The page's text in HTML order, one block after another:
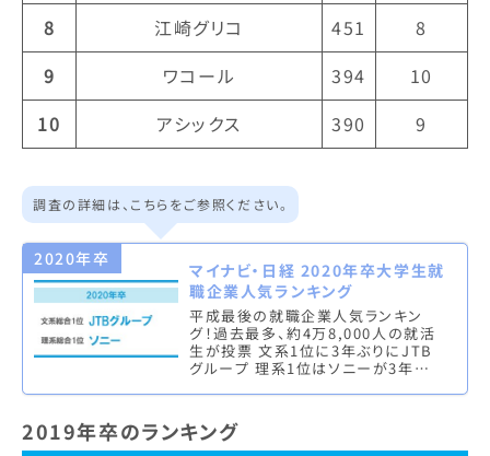
8 江崎グリコ 451
8
9
ワコール 394
10
10
アシックス 390 9
調査の詳細は、こちらをご参照ください。
2020年卒
マイナビ・日経 2020年卒大学生就
職企業人気ランキング
平成最後の就職企業人気ランキン
グ！過去最多、約4万8,000人の就活
生が投票 文系1位に3年ぶりにJTB
グループ 理系1位はソニーが3年連
2019年卒のランキング